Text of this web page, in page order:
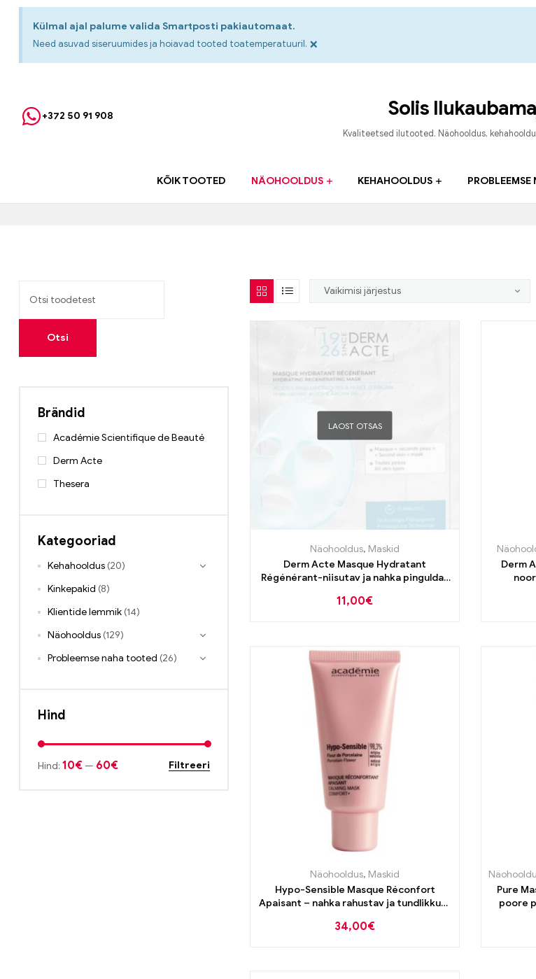
Külmal ajal palume valida Smartposti pakiautomaat.
Need asuvad siseruumides ja hoiavad tooted toatemperatuuril. ×
+372 50 91 908 Solis
Kvaliteetsed ilutooted. Näohooldus,
KÕIK TOOTED NÄOHOOLDUS KEHAHOOLDUS
LAOST OTSAS
Näohooldus, Maskid
Derm Acte Masque Hydratant
Régénérant-niisutav ja nahka pinguldav
11,00€
Derm
Näohooldus, Maskid
Hypo-Sensible Masque Réconfort
Apaisant – nahka rahustav ja tundlikkust
34,00€
Pure
poore
Otsi
Brändid
Académie Scientifique de Beauté
Derm Acte
Thesera
Kategooriad
Kehahooldus (20)
Kinkepakid (8)
Klientide lemmik (14)
Näohooldus (129)
Probleemse naha tooted (26)
Hind
Filtreeri
Hind: 10€ — 60€